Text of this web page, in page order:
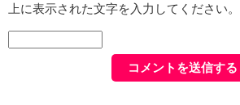
上に表示された文字を入力してください。